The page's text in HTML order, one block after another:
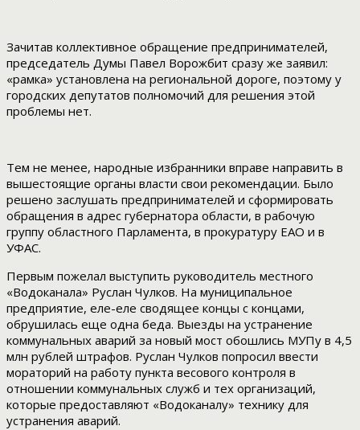
Зачитав коллективное обращение предпринимателей,
председатель Думы Павел Ворожбит сразу же заявил:
«рамка» установлена на региональной дороге, поэтому у
городских депутатов полномочий для решения этой
проблемы нет.
Тем не менее, народные избранники вправе направить в
вышестоящие органы власти свои рекомендации. Было
решено заслушать предпринимателей и сформировать
обращения в адрес губернатора области, в рабочую
группу областного Парламента, в прокуратуру ЕАО и в
УФАС.
Первым пожелал выступить руководитель местного
«Водоканала» Руслан Чулков. На муниципальное
предприятие, еле-еле сводящее концы с концами,
обрушилась еще одна беда. Выезды на устранение
коммунальных аварий за новый мост обошлись МУПу в 4,5
млн рублей штрафов. Руслан Чулков попросил ввести
мораторий на работу пункта весового контроля в
отношении коммунальных служб и тех организаций,
которые предоставляют «Водоканалу» технику для
устранения аварий.